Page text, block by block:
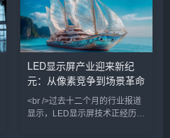
限，而单位成本较三年前下降逾
60%。这意味着曾被视作“下一
代显示技术”的Micro LED，正以
惊人速度从实验室走向商业应
用。<br /><br />在近日落幕的
ISE 2025展会上，超过40家厂
商展出Micro LED透明屏、柔性
LED显示屏产业迎来新纪
元：从像素竞争到场景革命
<br />过去十二个月的行业报道
显示，LED显示屏技术正经历一